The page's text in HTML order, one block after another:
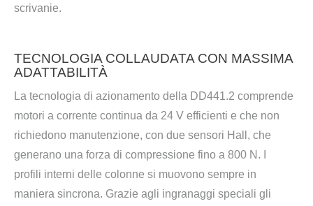
scrivanie.
TECNOLOGIA COLLAUDATA CON MASSIMA
ADATTABILITÀ
La tecnologia di azionamento della DD441.2 comprende
motori a corrente continua da 24 V efficienti e che non
richiedono manutenzione, con due sensori Hall, che
generano una forza di compressione fino a 800 N. I
profili interni delle colonne si muovono sempre in
maniera sincrona. Grazie agli ingranaggi speciali gli